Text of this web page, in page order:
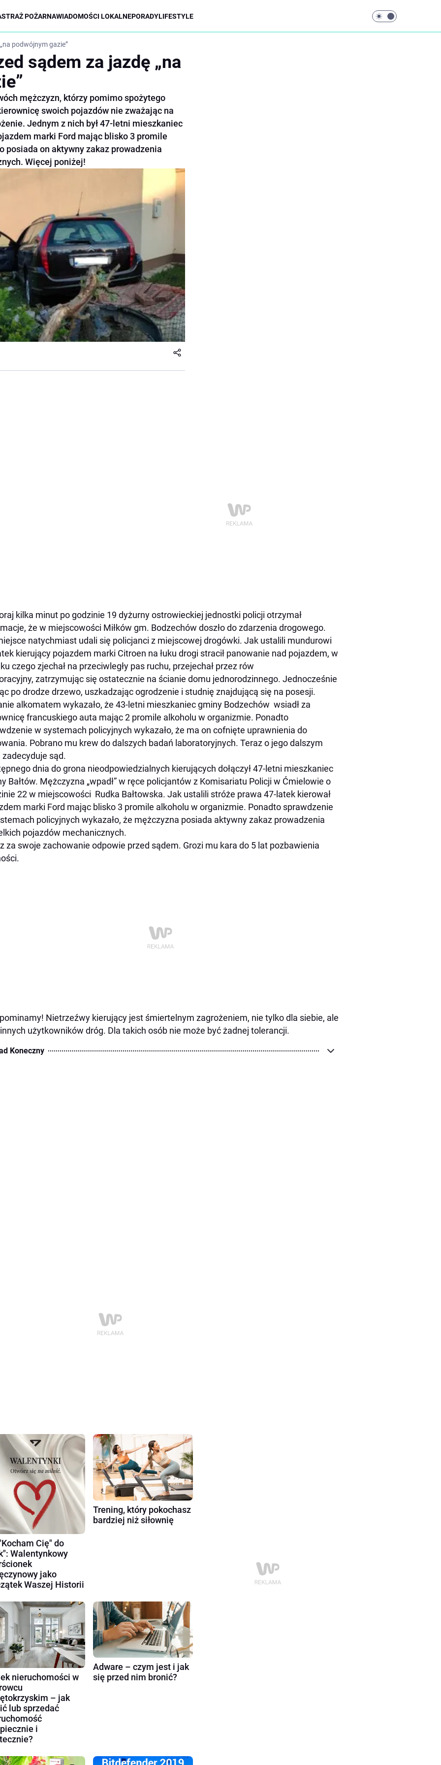
STRAŻ POŻARNAWIADOMOŚCI LOKALNEPORADYLIFESTYLE
podwójnym gazie”
sądem za jazdę „na
mężczyzn, którzy pomimo spożytego
swoich pojazdów nie zważając na
Jednym z nich był 47-letni mieszkaniec
marki Ford mając blisko 3 promile
posiada on aktywny zakaz prowadzenia
Więcej poniżej!
kilka minut po godzinie 19 dyżurny ostrowieckiej jednostki policji otrzymał
że w miejscowości Miłków gm. Bodzechów doszło do zdarzenia drogowego.
natychmiast udali się policjanci z miejscowej drogówki. Jak ustalili mundurowi
kierujący pojazdem marki Citroen na łuku drogi stracił panowanie nad pojazdem, w
czego zjechał na przeciwległy pas ruchu, przejechał przez rów
zatrzymując się ostatecznie na ścianie domu jednorodzinnego. Jednocześnie
po drodze drzewo, uszkadzając ogrodzenie i studnię znajdującą się na posesji.
alkomatem wykazało, że 43-letni mieszkaniec gminy Bodzechów wsiadł za
francuskiego auta mając 2 promile alkoholu w organizmie. Ponadto
w systemach policyjnych wykazało, że ma on cofnięte uprawnienia do
Pobrano mu krew do dalszych badań laboratoryjnych. Teraz o jego dalszym
zadecyduje sąd.
dnia do grona nieodpowiedzialnych kierujących dołączył 47-letni mieszkaniec
Bałtów. Mężczyzna „wpadł” w ręce policjantów z Komisariatu Policji w Ćmielowie o
22 w miejscowości Rudka Bałtowska. Jak ustalili stróże prawa 47-latek kierował
marki Ford mając blisko 3 promile alkoholu w organizmie. Ponadto sprawdzenie
policyjnych wykazało, że mężczyzna posiada aktywny zakaz prowadzenia
pojazdów mechanicznych.
za swoje zachowanie odpowie przed sądem. Grozi mu kara do 5 lat pozbawienia
Nietrzeźwy kierujący jest śmiertelnym zagrożeniem, nie tylko dla siebie, ale
użytkowników dróg. Dla takich osób nie może być żadnej tolerancji.
Koneczny
Cię" do
Walentynkowy
jako
Waszej Historii
Trening, który pokochasz
bardziej niż siłownię
nieruchomości w
– jak
lub sprzedać
i
Adware – czym jest i jak
się przed nim bronić?